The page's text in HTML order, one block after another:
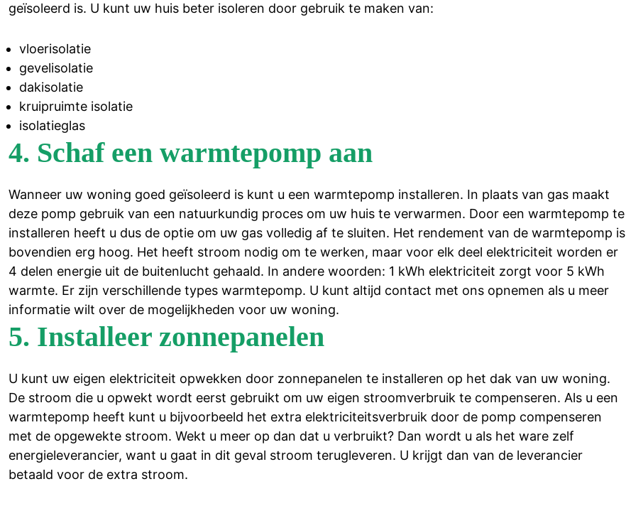
geïsoleerd is. U kunt uw huis beter isoleren door gebruik te maken van:
vloerisolatie
gevelisolatie
dakisolatie
kruipruimte isolatie
isolatieglas
4. Schaf een warmtepomp aan
Wanneer uw woning goed geïsoleerd is kunt u een warmtepomp installeren. In plaats van gas maakt
deze pomp gebruik van een natuurkundig proces om uw huis te verwarmen. Door een warmtepomp te
installeren heeft u dus de optie om uw gas volledig af te sluiten. Het rendement van de warmtepomp is
bovendien erg hoog. Het heeft stroom nodig om te werken, maar voor elk deel elektriciteit worden er
4 delen energie uit de buitenlucht gehaald. In andere woorden: 1 kWh elektriciteit zorgt voor 5 kWh
warmte. Er zijn verschillende types warmtepomp. U kunt altijd contact met ons opnemen als u meer
informatie wilt over de mogelijkheden voor uw woning.
5. Installeer zonnepanelen
U kunt uw eigen elektriciteit opwekken door zonnepanelen te installeren op het dak van uw woning.
De stroom die u opwekt wordt eerst gebruikt om uw eigen stroomverbruik te compenseren. Als u een
warmtepomp heeft kunt u bijvoorbeeld het extra elektriciteitsverbruik door de pomp compenseren
met de opgewekte stroom. Wekt u meer op dan dat u verbruikt? Dan wordt u als het ware zelf
energieleverancier, want u gaat in dit geval stroom terugleveren. U krijgt dan van de leverancier
betaald voor de extra stroom.